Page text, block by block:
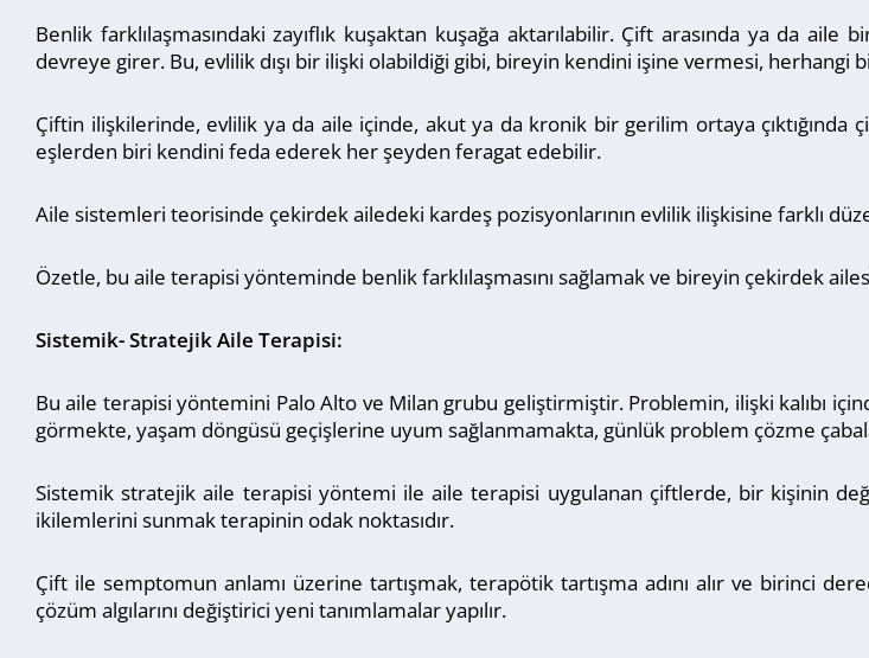
Benlik farklılaşmasındaki zayıflık kuşaktan kuşağa aktarılabilir. Çift arasında ya da
devreye girer. Bu, evlilik dışı bir ilişki olabildiği gibi, bireyin kendini işine vermesi, herhangi
Çiftin ilişkilerinde, evlilik ya da aile içinde, akut ya da kronik bir gerilim ortaya
eşlerden biri kendini feda ederek her şeyden feragat edebilir.
Aile sistemleri teorisinde çekirdek ailedeki kardeş pozisyonlarının evlilik ilişkisine farklı
Özetle, bu aile terapisi yönteminde benlik farklılaşmasını sağlamak ve bireyin çekirdek
Sistemik- Stratejik Aile Terapisi:
Bu aile terapisi yöntemini Palo Alto ve Milan grubu geliştirmiştir. Problemin, ilişki kalıbı
görmekte, yaşam döngüsü geçişlerine uyum sağlanmamakta, günlük problem çözme
Sistemik stratejik aile terapisi yöntemi ile aile terapisi uygulanan çiftlerde, bir kişinin
ikilemlerini sunmak terapinin odak noktasıdır.
Çift ile semptomun anlamı üzerine tartışmak, terapötik tartışma adını alır ve birinci
çözüm algılarını değiştirici yeni tanımlamalar yapılır.